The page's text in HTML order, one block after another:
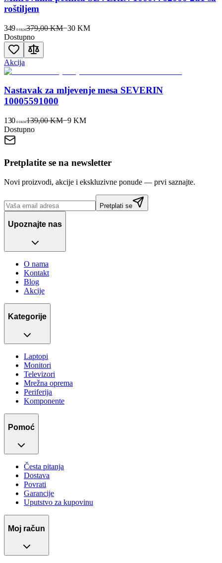
roštiljem
349 00KM379,00 KM−30 KM
Dostupno
Akcija
Nastavak za mljevenje mesa SEVERIN
10005591000
130 00KM139,00 KM−9 KM
Dostupno
Pretplatite se na newsletter
Novi proizvodi, akcije i ekskluzivne ponude — prvi saznajte.
Pretplati se
Upoznajte nas
O nama
Kontakt
Blog
Akcije
Kategorije
Laptopi
Monitori
Televizori
Mrežna oprema
Periferija
Komponente
Pomoć
Česta pitanja
Dostava
Povrati
Garancije
Uputstvo za kupovinu
Moj račun